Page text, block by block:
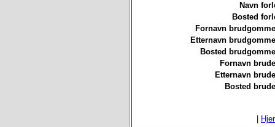
Navn
Bosted
Fornavn
Etternavn
Bosted
Fornavn
Etternavn
Bosted